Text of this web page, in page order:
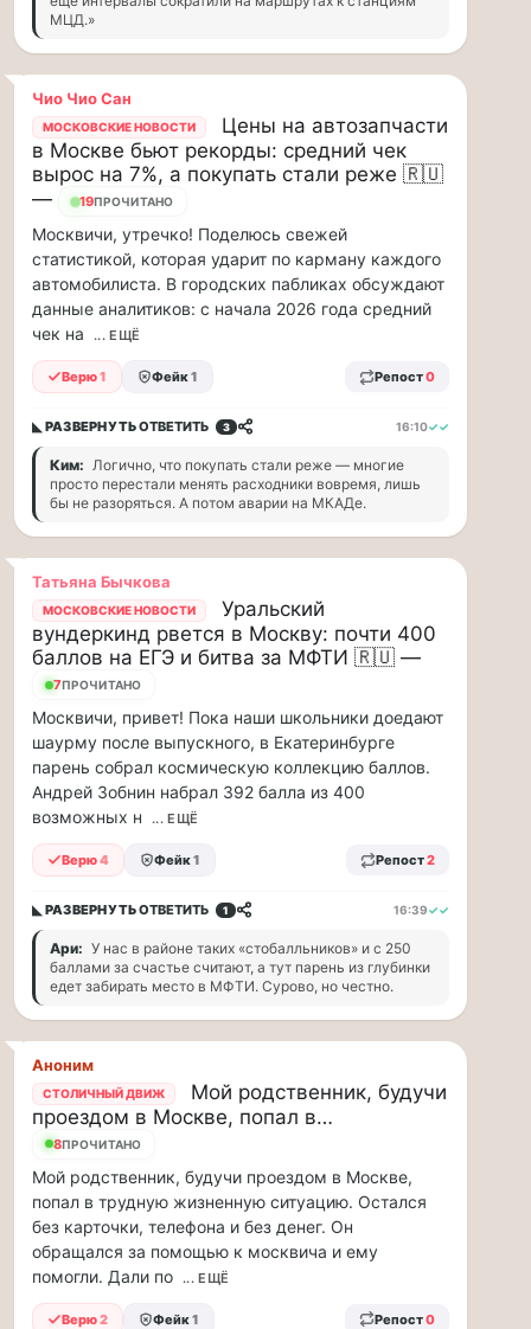
88
рублей
в
рамках
договора
страхов...
августа
в
московском
парке
«Сокольники»
откроется
«Капибара…
августа
в
парке
откроется
«Капибара
кафе».
Это
новое
уютное
место
рядом
с
популярной
площадкой
«Гайд
Парк».
Здесь
провести
время
всей
семьей
и
по...
Москвичи,
привет!
Пока
мы
тут
в
столице
обсуждаем…
МЦД.»
Чио Чио Сан
МОСКОВСКИЕ НОВОСТИ
Цены на автозапчасти
в Москве бьют рекорды: средний чек
вырос на 7%, а покупать стали реже 🇷🇺
—
19ПРОЧИТАНО
Москвичи, утречко! Поделюсь свежей
статистикой, которая ударит по карману каждого
автомобилиста. В городских пабликах обсуждают
данные аналитиков: с начала 2026 года средний
чек на
... ЕЩЁ
Верю1 Фейк1 Репост0
◣ РАЗВЕРНУТЬОТВЕТИТЬ 3 16:10✓✓
Ким: Логично, что покупать стали реже — многие
просто перестали менять расходники вовремя, лишь
бы не разоряться. А потом аварии на МКАДе.
Татьяна Бычкова
МОСКОВСКИЕ НОВОСТИ
Уральский
вундеркинд рвется в Москву: почти 400
баллов на ЕГЭ и битва за МФТИ 🇷🇺 —
7ПРОЧИТАНО
Москвичи, привет! Пока наши школьники доедают
шаурму после выпускного, в Екатеринбурге
парень собрал космическую коллекцию баллов.
Андрей Зобнин набрал 392 балла из 400
возможных н
... ЕЩЁ
Верю4 Фейк1 Репост2
◣ РАЗВЕРНУТЬОТВЕТИТЬ 1 16:39✓✓
Ари: У нас в районе таких «стобалльников» и с 250
баллами за счастье считают, а тут парень из глубинки
едет забирать место в МФТИ. Сурово, но честно.
Аноним
СТОЛИЧНЫЙ ДВИЖ
Мой родственник, будучи
проездом в Москве, попал в…
8ПРОЧИТАНО
Мой родственник, будучи проездом в Москве,
попал в трудную жизненную ситуацию. Остался
без карточки, телефона и без денег. Он
обращался за помощью к москвича и ему
помогли. Дали по ... ЕЩЁ
Верю2 Фейк1 Репост0